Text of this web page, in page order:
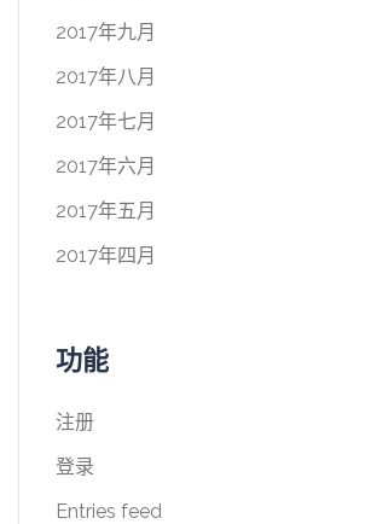
2017年九月
2017年八月
2017年七月
2017年六月
2017年五月
2017年四月
功能
注册
登录
Entries feed